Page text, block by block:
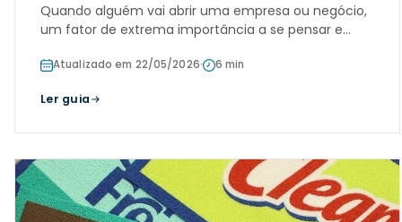
Quando alguém vai abrir uma empresa ou negócio,
um fator de extrema importância a se pensar e
ambiente, visando sempre o melhor conforto para
Atualizado em 22/05/2026· 6 min
Ler guia